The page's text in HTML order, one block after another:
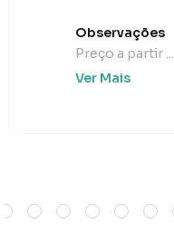
Observações
Preço a partir ...
Ver Mais